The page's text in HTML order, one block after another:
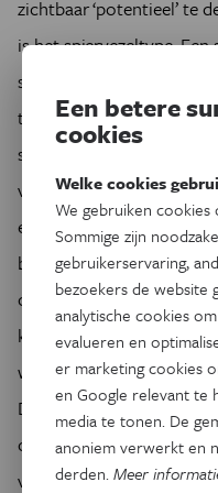
zichtbaar ‘potentieel’ te
is het spiervezeltype.
snelle spiervezels, terwijl
trage spiervezels, heeft.
spiervezeltypes is
van persoon tot persoon.
een aanleg voor sprint,
beide in. Welke spiertype
of haar uiterlijk zien.
kunnen kijken.
weg te nemen en te
Derave van de
omslachtig en niet altijd
van de spiervezels
Een betere
cookies
Welke cookies
We gebruiken cookies
Sommige zijn
gebruikerservaring,
bezoekers de website
analytische cookies
evalueren en
er marketing cookies
en Google relevant te
media te tonen. De
anoniem verwerkt en
derden.Meer